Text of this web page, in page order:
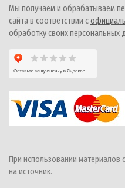
Мы получаем и обрабатываем
сайта в соответствии с
обработку своих
При использовании материалов
на источник.